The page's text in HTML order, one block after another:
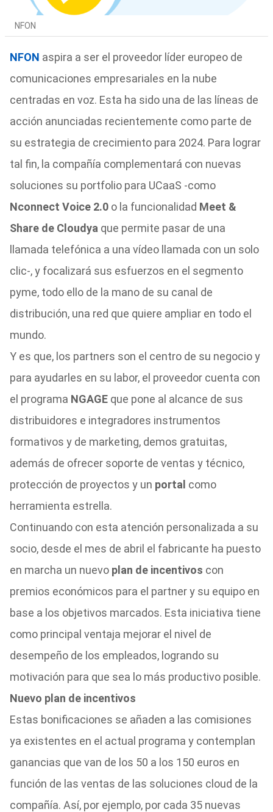
NFON
NFON aspira a ser el proveedor líder europeo de
comunicaciones empresariales en la nube
centradas en voz. Esta ha sido una de las líneas de
acción anunciadas recientemente como parte de
su estrategia de crecimiento para 2024. Para lograr
tal fin, la compañía complementará con nuevas
soluciones su portfolio para UCaaS -como
Nconnect Voice 2.0o la funcionalidad Meet &
Share de Cloudya que permite pasar de una
llamada telefónica a una vídeo llamada con un solo
clic-, y focalizará sus esfuerzos en el segmento
pyme, todo ello de la mano de su canal de
distribución, una red que quiere ampliar en todo el
mundo.
Y es que, los partners son el centro de su negocio y
para ayudarles en su labor, el proveedor cuenta con
el programa NGAGE que pone al alcance de sus
distribuidores e integradores instrumentos
formativos y de marketing, demos gratuitas,
además de ofrecer soporte de ventas y técnico,
protección de proyectos y un portal como
herramienta estrella.
Continuando con esta atención personalizada a su
socio, desde el mes de abril el fabricante ha puesto
en marcha un nuevo plan de incentivos con
premios económicos para el partner y su equipo en
base a los objetivos marcados. Esta iniciativa tiene
como principal ventaja mejorar el nivel de
desempeño de los empleados, logrando su
motivación para que sea lo más productivo posible.
Nuevo plan de incentivos
Estas bonificaciones se añaden a las comisiones
ya existentes en el actual programa y contemplan
ganancias que van de los 50 a los 150 euros en
función de las ventas de las soluciones cloud de la
compañía. Así, por ejemplo, por cada 35 nuevas